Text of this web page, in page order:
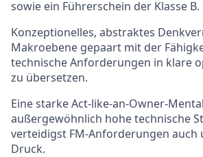
sowie ein Führerschein der Klasse B.
Konzeptionelles, abstraktes
Makroebene gepaart mit der
technische Anforderungen in klare
zu übersetzen.
Eine starke Act-like-an-Owner-
außergewöhnlich hohe technische
verteidigst FM-Anforderungen auch
Druck.